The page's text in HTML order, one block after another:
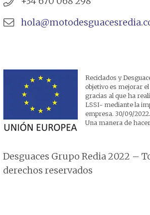
Reciclados y
objetivo es mejorar
gracias al que ha
LSSI- mediante la
empresa. 30/09/
Una manera de hacer
Desguaces Grupo Redia 2022 –
derechos reservados